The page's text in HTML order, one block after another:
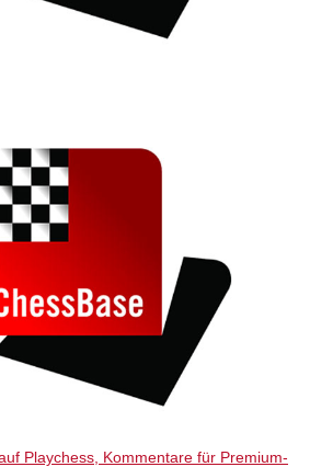
Playchess, Kommentare für Premium-